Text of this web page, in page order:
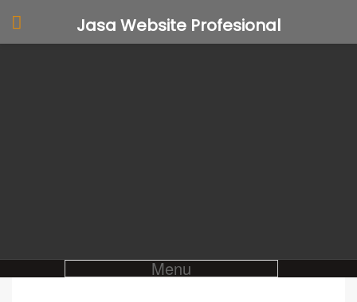
Menu
Jasa Website Profesional